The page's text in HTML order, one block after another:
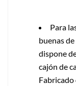
Para
buenas
dispone
cajón de
Fabricado